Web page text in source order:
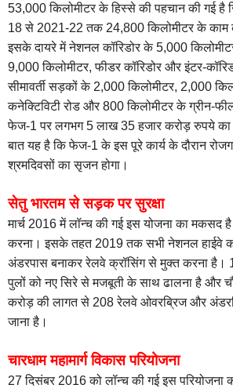
53,000 किलोमीटर के हिस्से की पहचान की गई
18 से 2021-22 तक 24,800 किलोमीटर के काम
इसके दायरे में नेशनल कॉरिडोर के 5,000
9,000 किलोमीटर, फीडर कॉरिडोर और इंटर-
सीमावर्ती सड़कों के 2,000 किलोमीटर, 2,000
कनेक्टिविटी रोड और 800 किलोमीटर के ग्रीन-
फेज-1 पर लगभग 5 लाख 35 हजार करोड़ रुपये
बात यह है कि फेज-1 के इस पूरे कार्य के दौरान
श्रमदिवसों का सृजन होगा।
सेतु भारतम से सड़क पर सुरक्षा
मार्च 2016 में लॉन्च की गई इस योजना का मकसद
करना। इसके तहत 2019 तक सभी नेशनल हाईवे
अंडरपास बनाकर रेलवे क्रॉसिंग से मुक्त करना है।
पुलों को नए सिरे से मजबूती के साथ ढालना है और
करोड़ की लागत से 208 रेलवे ओवरब्रिज और
जाना है।
चारधाम महामार्ग विकास परियोजना
27 दिसंबर 2016 को लॉन्च की गई इस परियोजना